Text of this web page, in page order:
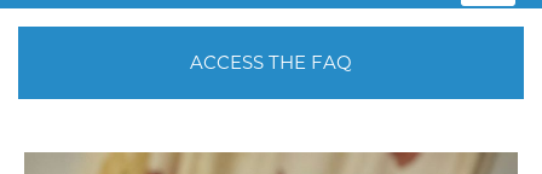
ACCESS THE FAQ